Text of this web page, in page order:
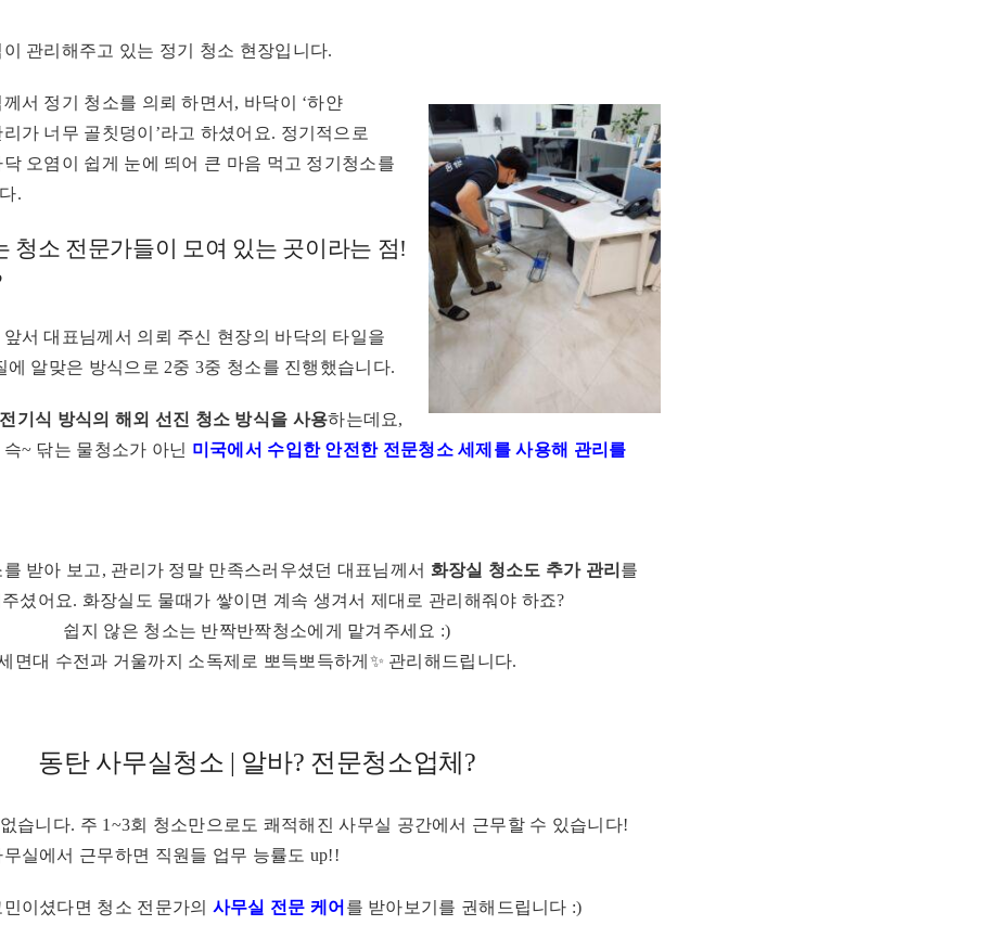
관리해주고 있는 정기 청소 현장입니다.
서 정기 청소를 의뢰 하면서, 바닥이 ‘하얀
가 너무 골칫덩이’라고 하셨어요. 정기적으로
오염이 쉽게 눈에 띄어 큰 마음 먹고 정기청소를
.
청소 전문가들이 모여 있는 곳이라는 점!
서 대표님께서 의뢰 주신 현장의 바닥의 타일을
에 알맞은 방식으로 2중 3중 청소를 진행했습니다.
기식 방식의 해외 선진 청소 방식을 사용하는데요,
~ 닦는 물청소가 아닌 미국에서 수입한 안전한 전문청소 세제를 사용해 관리를
받아 보고, 관리가 정말 만족스러우셨던 대표님께서 화장실 청소도 추가 관리 를
셨어요. 화장실도 물때가 쌓이면 계속 생겨서 제대로 관리해줘야 하죠?
쉽지 않은 청소는 반짝반짝청소에게 맡겨주세요 :)
면대 수전과 거울까지 소독제로 뽀득뽀득하게✨ 관리해드립니다.
동탄 사무실청소 | 알바? 전문청소업체?
습니다. 주 1~3회 청소만으로도 쾌적해진 사무실 공간에서 근무할 수 있습니다!
실에서 근무하면 직원들 업무 능률도 up!!
이셨다면 청소 전문가의 사무실 전문 케어 를 받아보기를 권해드립니다 :)